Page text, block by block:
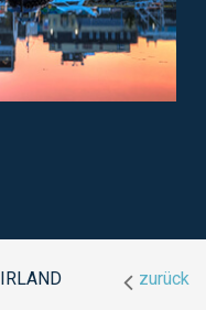
IRLAND zurück